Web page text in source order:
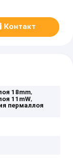
Контакт
18mm,
11mW,
пермаллоя